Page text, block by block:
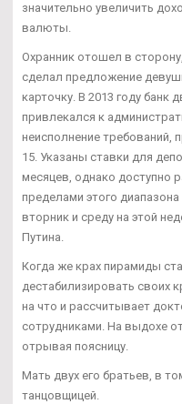
значительно увеличить
валюты.
Охранник отошел в
сделал предложение
карточку. В 2013 году банк
привлекался к
неисполнение требований,
15. Указаны ставки для
месяцев, однако доступно
пределами этого
вторник и среду на этой
Путина.
Когда же крах пирамиды
дестабилизировать своих
на что и рассчитывает
сотрудниками. На выдохе
отрывая поясницу.
Мать двух его братьев, в
танцовщицей.